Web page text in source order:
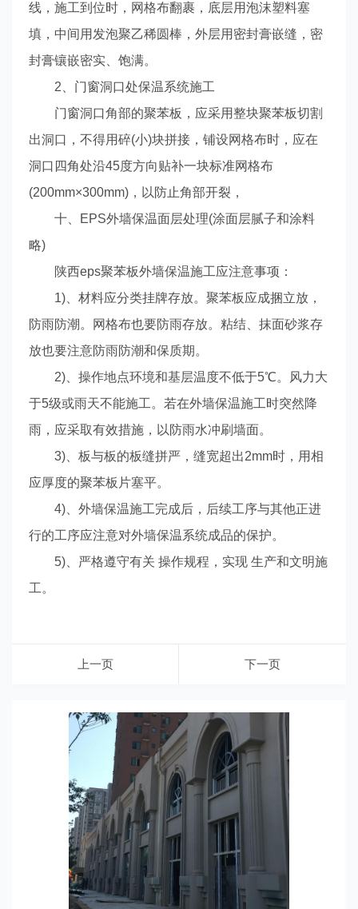
线，施工到位时，网格布翻裹，底层用泡沫塑料塞
填，中间用发泡聚乙稀圆棒，外层用密封膏嵌缝，密
封膏镶嵌密实、饱满。
2、门窗洞口处保温系统施工
门窗洞口角部的聚苯板，应采用整块聚苯板切割
出洞口，不得用碎(小)块拼接，铺设网格布时，应在
洞口四角处沿45度方向贴补一块标准网格布
(200mm×300mm)，以防止角部开裂，
十、EPS外墙保温面层处理(涂面层腻子和涂料
略)
陕西eps聚苯板外墙保温施工应注意事项：
1)、材料应分类挂牌存放。聚苯板应成捆立放，
防雨防潮。网格布也要防雨存放。粘结、抹面砂浆存
放也要注意防雨防潮和保质期。
2)、操作地点环境和基层温度不低于5℃。风力大
于5级或雨天不能施工。若在外墙保温施工时突然降
雨，应采取有效措施，以防雨水冲刷墙面。
3)、板与板的板缝拼严，缝宽超出2mm时，用相
应厚度的聚苯板片塞平。
4)、外墙保温施工完成后，后续工序与其他正进
行的工序应注意对外墙保温系统成品的保护。
5)、严格遵守有关 操作规程，实现 生产和文明施
工。
上一页 下一页